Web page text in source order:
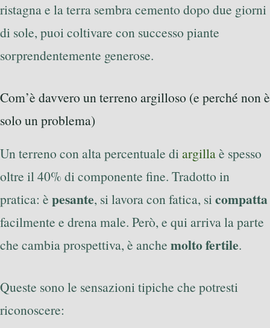
ristagna e la terra sembra cemento dopo due giorni
di sole, puoi coltivare con successo piante
sorprendentemente generose.
Com’è davvero un terreno argilloso (e perché non è
solo un problema)
Un terreno con alta percentuale diargillaè spesso
oltre il 40% di componente fine. Tradotto in
pratica: è pesante, si lavora con fatica, sicompatta
facilmente e drena male. Però, e qui arriva la parte
che cambia prospettiva, è anche molto fertile.
Queste sono le sensazioni tipiche che potresti
riconoscere: